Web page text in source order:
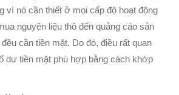
vì nó cần thiết ở mọi cấp độ hoạt động
nguyên liệu thô đến quảng cáo sản
cần tiền mặt. Do đó, điều rất quan
dư tiền mặt phù hợp bằng cách khớp